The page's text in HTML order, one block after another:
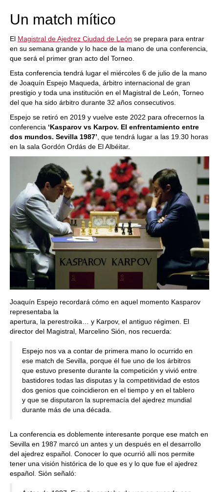
Un match mítico
El Magistral de Ajedrez Ciudad de León se prepara para entrar
en su semana grande y lo hace de la mano de una conferencia,
que será el primer gran acto del Torneo.
Esta conferencia tendrá lugar el miércoles 6 de julio de la mano
de Joaquín Espejo Maqueda, árbitro internacional de gran
prestigio y toda una institución en el Magistral de León, Torneo
del que ha sido árbitro durante 32 años consecutivos.
Espejo se retiró en 2019 y vuelve este 2022 para ofrecernos la
conferencia ‘Kasparov vs Karpov. El enfrentamiento entre
dos mundos. Sevilla 1987’ , que tendrá lugar a las 19.30 horas
en la sala Gordón Ordás de El Albéitar.
Joaquín Espejo recordará cómo en aquel momento Kasparov
representaba la
apertura, la perestroika… y Karpov, el antiguo régimen. El
director del Magistral, Marcelino Sión, nos recuerda:
Espejo nos va a contar de primera mano lo ocurrido en
ese match de Sevilla, porque él fue uno de los árbitros
que estuvo presente durante la competición y vivió entre
bastidores todas las disputas y la competitividad de estos
dos genios que coincidieron en el tiempo y en el tablero
y que se disputaron la supremacía del ajedrez mundial
durante más de una década.
La conferencia es doblemente interesante porque ese match en
Sevilla en 1987 marcó un antes y un después en el desarrollo
del ajedrez español. Conocer lo que ocurrió allí nos permite
tener una visión histórica de lo que es y lo que fue el ajedrez
español. Sión señaló: